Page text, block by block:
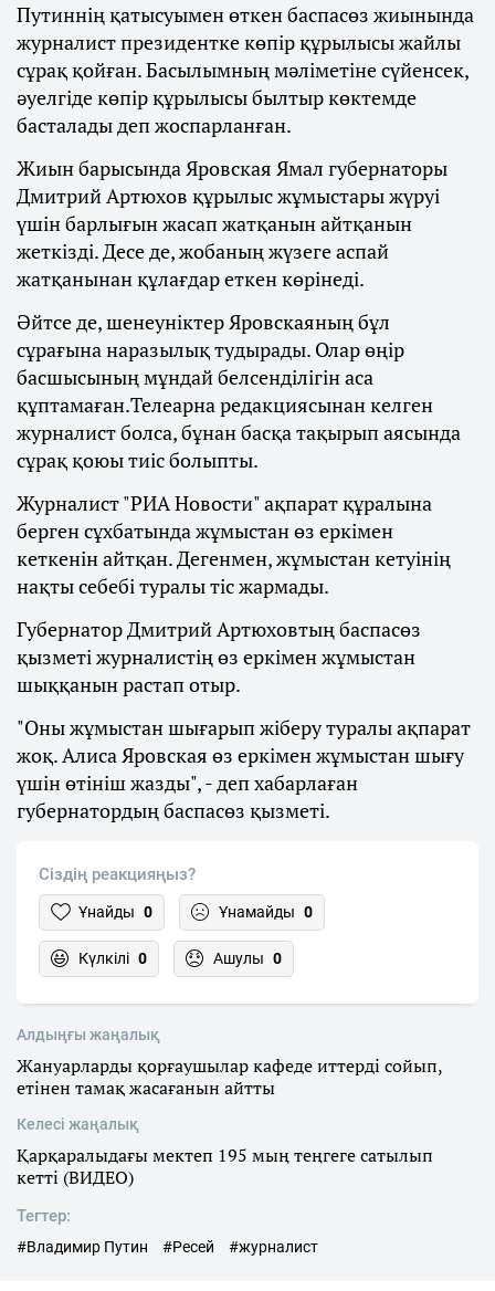
Путиннің қатысуымен өткен баспасөз жиынында
журналист президентке көпір құрылысы жайлы
сұрақ қойған. Басылымның мәліметіне сүйенсек,
әуелгіде көпір құрылысы былтыр көктемде
басталады деп жоспарланған.
Жиын барысында Яровская Ямал губернаторы
Дмитрий Артюхов құрылыс жұмыстары жүруі
үшін барлығын жасап жатқанын айтқанын
жеткізді. Десе де, жобаның жүзеге аспай
жатқанынан құлағдар еткен көрінеді.
Әйтсе де, шенеуніктер Яровскаяның бұл
сұрағына наразылық тудырады. Олар өңір
басшысының мұндай белсенділігін аса
құптамаған.Телеарна редакциясынан келген
журналист болса, бұнан басқа тақырып аясында
сұрақ қоюы тиіс болыпты.
Журналист "РИА Новости" ақпарат құралына
берген сұхбатында жұмыстан өз еркімен
кеткенін айтқан. Дегенмен, жұмыстан кетуінің
нақты себебі туралы тіс жармады.
Губернатор Дмитрий Артюховтың баспасөз
қызметі журналистің өз еркімен жұмыстан
шыққанын растап отыр.
"Оны жұмыстан шығарып жіберу туралы ақпарат
жоқ. Алиса Яровская өз еркімен жұмыстан шығу
үшін өтініш жазды", - деп хабарлаған
губернатордың баспасөз қызметі.
Сіздің реакцияңыз?
Ұнайды 0 Ұнамайды 0
Күлкілі 0 Ашулы 0
Алдыңғы жаңалық
Жануарларды қорғаушылар кафеде иттерді сойып,
етінен тамақ жасағанын айтты
Келесі жаңалық
Қарқаралыдағы мектеп 195 мың теңгеге сатылып
кетті (ВИДЕО)
Тегтер:
#Владимир Путин #Ресей #журналист